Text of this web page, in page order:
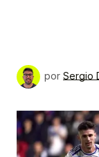
por Sergio